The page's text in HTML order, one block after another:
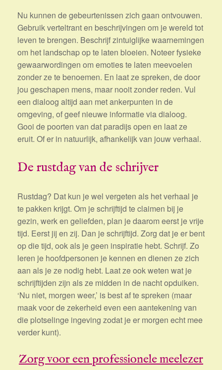
Nu kunnen de gebeurtenissen zich gaan ontvouwen.
Gebruik verteltrant en beschrijvingen om je wereld tot
leven te brengen. Beschrijf zintuiglijke waarnemingen
om het landschap op te laten bloeien. Noteer fysieke
gewaarwordingen om emoties te laten meevoelen
zonder ze te benoemen. En laat ze spreken, de door
jou geschapen mens, maar nooit zonder reden. Vul
een dialoog altijd aan met ankerpunten in de
omgeving, of geef nieuwe informatie via dialoog.
Gooi de poorten van dat paradijs open en laat ze
eruit. Of er in natuurlijk, afhankelijk van jouw verhaal.
De rustdag van de schrijver
Rustdag? Dat kun je wel vergeten als het verhaal je
te pakken krijgt. Om je schrijftijd te claimen bij je
gezin, werk en geliefden, plan je daarom eerst je vrije
tijd. Eerst jij en zij. Dan je schrijftijd. Zorg dat je er bent
op die tijd, ook als je geen inspiratie hebt. Schrijf. Zo
leren je hoofdpersonen je kennen en dienen ze zich
aan als je ze nodig hebt. Laat ze ook weten wat je
schrijftijden zijn als ze midden in de nacht opduiken.
‘Nu niet, morgen weer,’ is best af te spreken (maar
maak voor de zekerheid even een aantekening van
die plotselinge ingeving zodat je er morgen echt mee
verder kunt).
Zorg voor een professionele meelezer